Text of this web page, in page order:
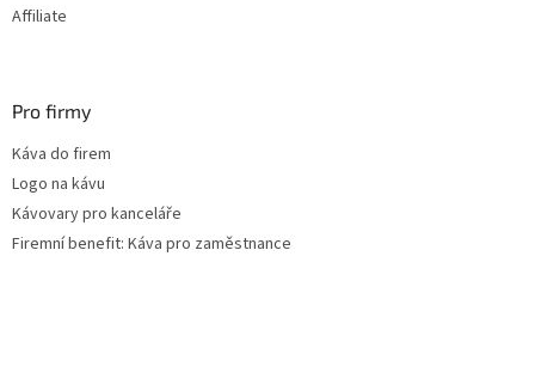
Affiliate
Pro firmy
Káva do firem
Logo na kávu
Kávovary pro kanceláře
Firemní benefit: Káva pro zaměstnance